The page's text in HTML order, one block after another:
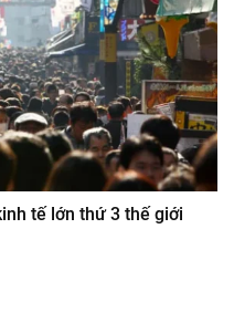
tế lớn thứ 3 thế giới